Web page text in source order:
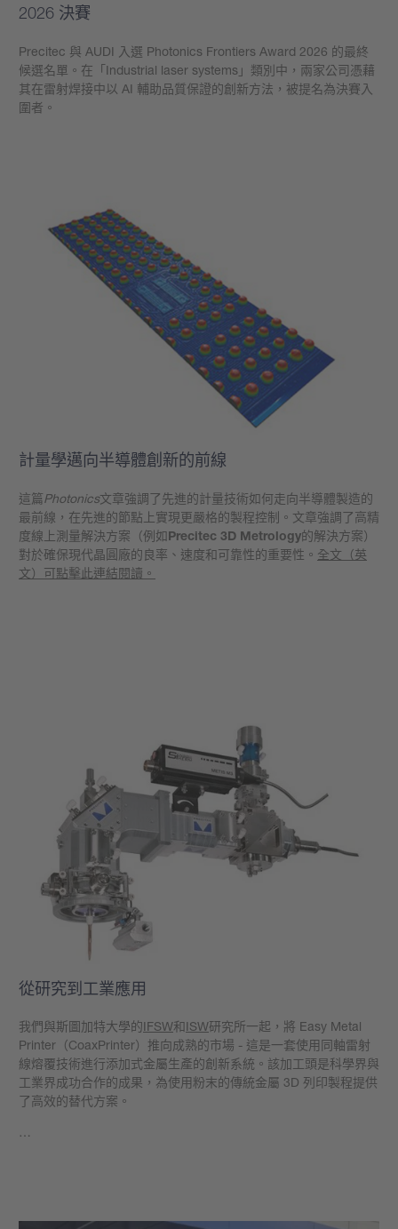
2026 決賽
Precitec 與 AUDI 入選 Photonics Frontiers Award 2026 的最終
候選名單。在「Industrial laser systems」類別中，兩家公司憑藉
其在雷射焊接中以 AI 輔助品質保證的創新方法，被提名為決賽入
圍者。
計量學邁向半導體創新的前線
這篇Photonics文章強調了先進的計量技術如何走向半導體製造的
最前線，在先進的節點上實現更嚴格的製程控制。文章強調了高精
度線上測量解決方案（例如Precitec 3D Metrology的解決方案）
對於確保現代晶圓廠的良率、速度和可靠性的重要性。 全文（英
文）可點擊此連結閱讀。
從研究到工業應用
我們與斯圖加特大學的IFSW和ISW研究所一起，將 Easy Metal
Printer（CoaxPrinter）推向成熟的市場 - 這是一套使用同軸雷射
線熔覆技術進行添加式金屬生產的創新系統。該加工頭是科學界與
工業界成功合作的成果，為使用粉末的傳統金屬 3D 列印製程提供
了高效的替代方案。
…